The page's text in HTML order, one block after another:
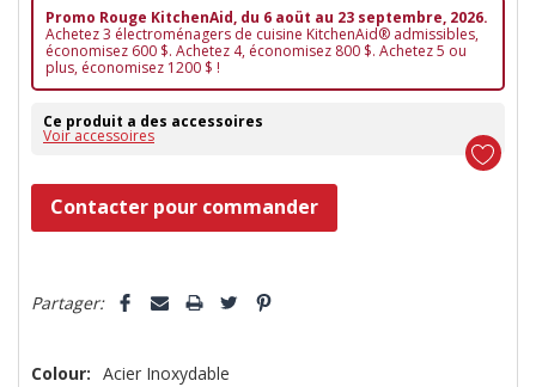
Promo Rouge KitchenAid, du 6 aoüt au 23 septembre, 2026.
Achetez 3 électroménagers de cuisine KitchenAid® admissibles,
économisez 600 $. Achetez 4, économisez 800 $. Achetez 5 ou
plus, économisez 1200 $ !
Ce produit a des accessoires
Voir accessoires
Dépêchez-
vous!
n’en
plus
Contacter pour commander
Partager:
Colour: Acier Inoxydable